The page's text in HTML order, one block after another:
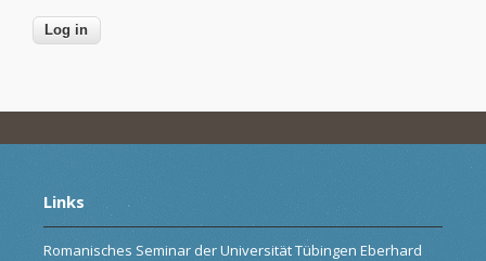
Links
Romanisches Seminar der Universität Tübingen Eberhard